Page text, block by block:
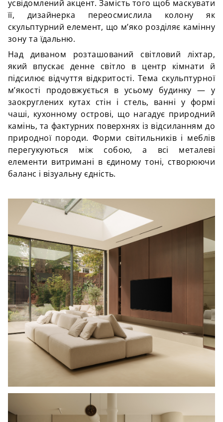
усвідомлений акцент. Замість того щоб маскувати
її, дизайнерка переосмислила колону як
скульптурний елемент, що м’яко розділяє камінну
зону та їдальню.
Над диваном розташований світловий ліхтар,
який впускає денне світло в центр кімнати й
підсилює відчуття відкритості. Тема скульптурної
м’якості продовжується в усьому будинку — у
заокруглених кутах стін і стель, ванні у формі
чаші, кухонному острові, що нагадує природний
камінь, та фактурних поверхнях із відсиланням до
природної породи. Форми світильників і меблів
перегукуються між собою, а всі металеві
елементи витримані в єдиному тоні, створюючи
баланс і візуальну єдність.